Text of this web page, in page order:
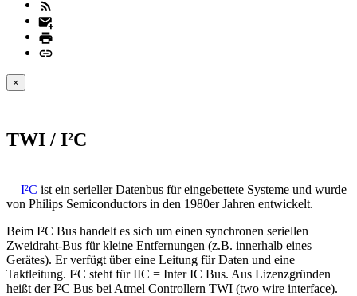
×
TWI / I²C
I²C ist ein serieller Datenbus für eingebettete Systeme und wurde
von Philips Semiconductors in den 1980er Jahren entwickelt.
Beim I²C Bus handelt es sich um einen synchronen seriellen
Zweidraht-Bus für kleine Entfernungen (z.B. innerhalb eines
Gerätes). Er verfügt über eine Leitung für Daten und eine
Taktleitung. I²C steht für IIC = Inter IC Bus. Aus Lizenzgründen
heißt der I²C Bus bei Atmel Controllern TWI (two wire interface).